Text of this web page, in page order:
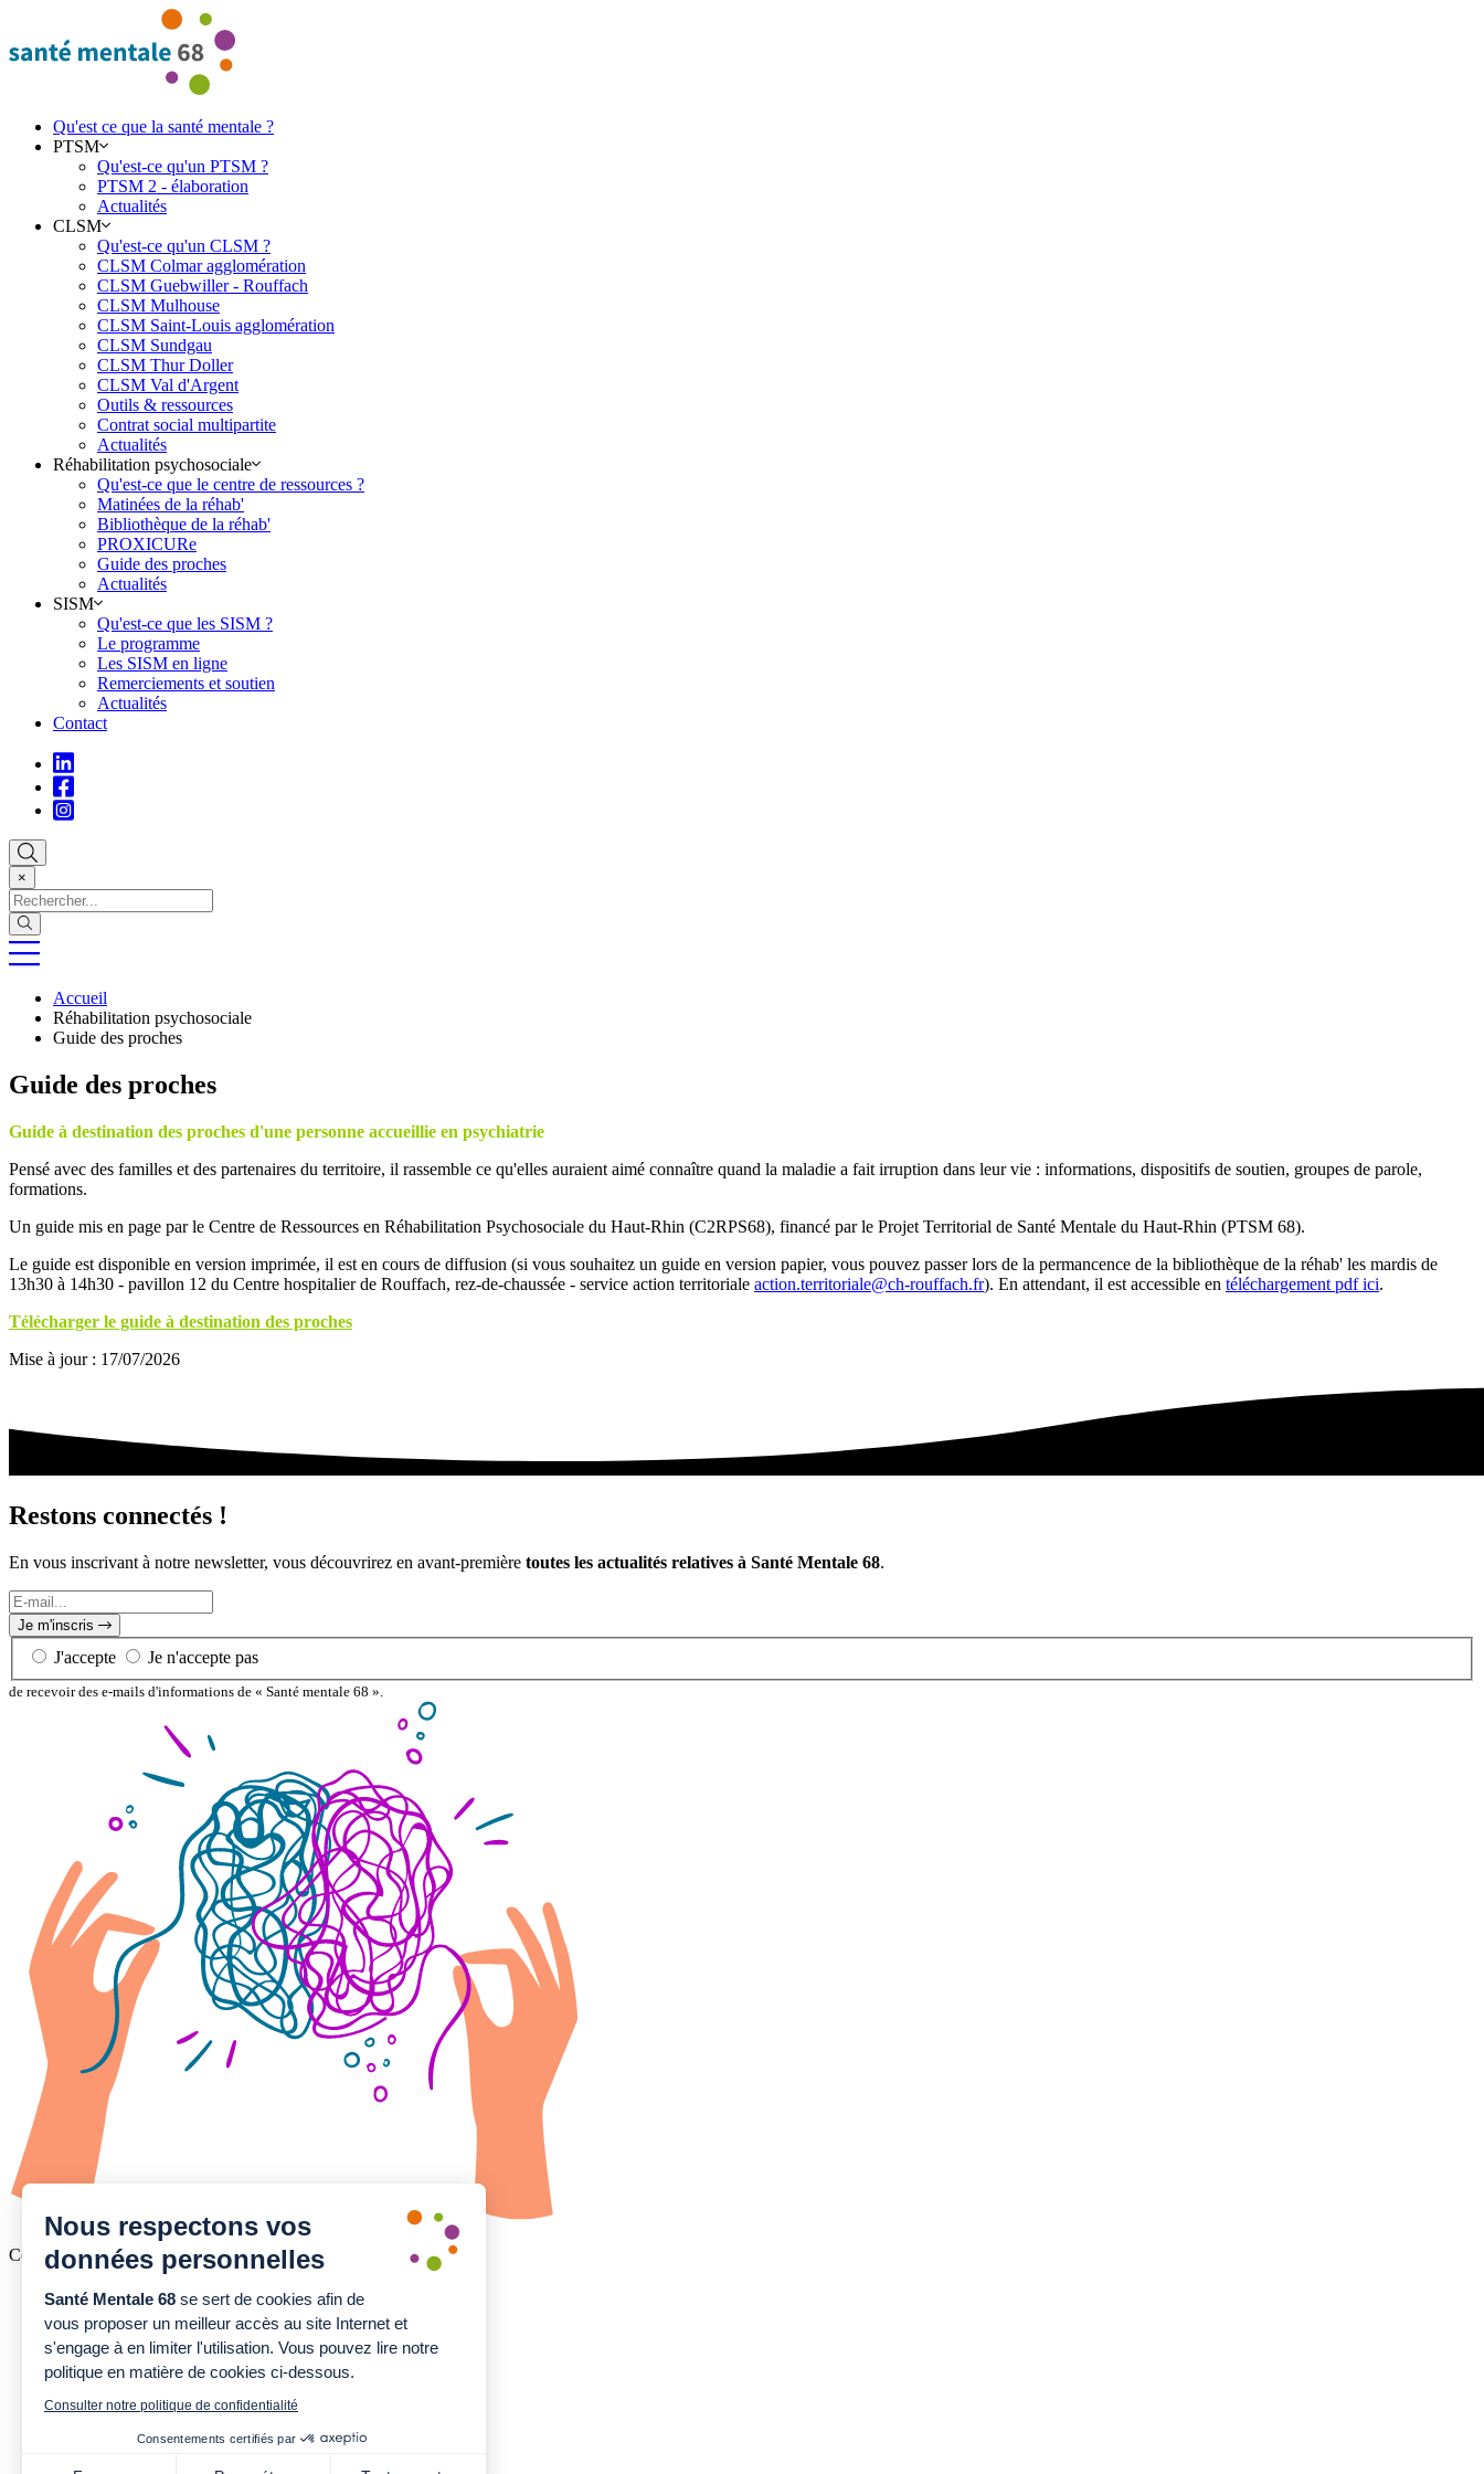
Qu'est ce que la santé mentale ?
PTSM
Qu'est-ce qu'un PTSM ?
PTSM 2 - élaboration
Actualités
CLSM
Qu'est-ce qu'un CLSM ?
CLSM Colmar agglomération
CLSM Guebwiller - Rouffach
CLSM Mulhouse
CLSM Saint-Louis agglomération
CLSM Sundgau
CLSM Thur Doller
CLSM Val d'Argent
Outils & ressources
Contrat social multipartite
Actualités
Réhabilitation psychosociale
Qu'est-ce que le centre de ressources ?
Matinées de la réhab'
Bibliothèque de la réhab'
PROXICURe
Guide des proches
Actualités
SISM
Qu'est-ce que les SISM ?
Le programme
Les SISM en ligne
Remerciements et soutien
Actualités
Contact
×
Accueil
Réhabilitation psychosociale
Guide des proches
Guide des proches
Guide à destination des proches d'une personne accueillie en psychiatrie
Pensé avec des familles et des partenaires du territoire, il rassemble ce qu'elles auraient aimé connaître quand la maladie a fait irruption dans leur vie : informations, dispositifs de soutien, groupes de parole,
formations.
Un guide mis en page par le Centre de Ressources en Réhabilitation Psychosociale du Haut-Rhin (C2RPS68), financé par le Projet Territorial de Santé Mentale du Haut-Rhin (PTSM 68).
Le guide est disponible en version imprimée, il est en cours de diffusion (si vous souhaitez un guide en version papier, vous pouvez passer lors de la permancence de la bibliothèque de la réhab' les mardis de
13h30 à 14h30 - pavillon 12 du Centre hospitalier de Rouffach, rez-de-chaussée - service action territoriale action.territoriale@ch-rouffach.fr). En attendant, il est accessible en téléchargement pdf ici.
Télécharger le guide à destination des proches
Mise à jour : 17/07/2026
Restons connectés !
En vous inscrivant à notre newsletter, vous découvrirez en avant-première toutes les actualités relatives à Santé Mentale 68.
E-
mail...
Je m'inscris
J'accepte Je n'accepte pas
de recevoir des e-mails d'informations de « Santé mentale 68 ».
Copyright © 2026 www.santementale68.fr
Accessibilité
Politique de confidentialité
Consentement aux cookies
Plan du site
Nous respectons vos
données personnelles
Santé Mentale 68 se sert de cookies afin de
vous proposer un meilleur accès au site Internet et
s'engage à en limiter l'utilisation. Vous pouvez lire notre
politique en matière de cookies ci-dessous.
Consulter notre politique de confidentialité
Consentements certifiés par